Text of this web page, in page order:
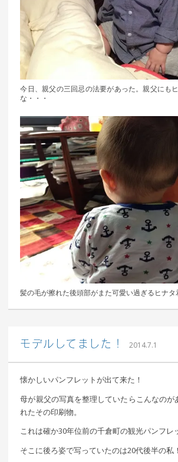
今日、親父の三回忌の法要があった。親父にも
な・・・
髪の毛が擦れた後頭部がまた可愛い過ぎるヒナタ
モデルしてました！ 2014.7.1
懐かしいパンフレットが出て来た！
母が親父の写真を整理していたらこんなのが
れたその印刷物。
これは確か30年位前の千倉町の観光パンフレ
そこに後ろ姿で写っていたのは20代後半の私！